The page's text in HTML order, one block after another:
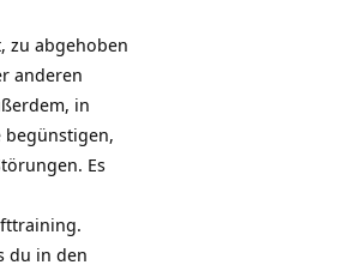
zu abgehoben
anderen
in
begünstigen,
Es
du in den